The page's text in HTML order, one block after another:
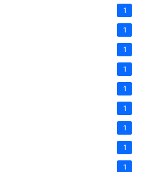
1
1
1
1
1
1
1
1
1